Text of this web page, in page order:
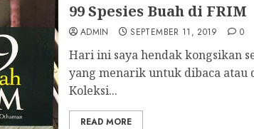
99 Spesies Buah di FRIM
ADMIN SEPTEMBER 11, 2019 0
Hari ini saya hendak kongsikan
yang menarik untuk dibaca atau
Koleksi...
READ MORE